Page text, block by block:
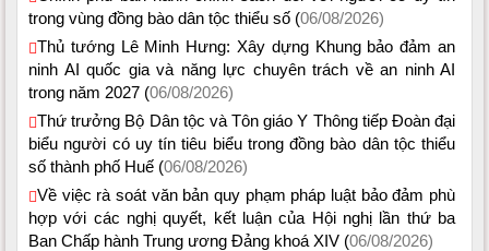
trong vùng đồng bào dân tộc thiểu số (06/08/2026)
Thủ tướng Lê Minh Hưng: Xây dựng Khung bảo đảm an
ninh AI quốc gia và năng lực chuyên trách về an ninh AI
trong năm 2027 (06/08/2026)
Thứ trưởng Bộ Dân tộc và Tôn giáo Y Thông tiếp Đoàn đại
biểu người có uy tín tiêu biểu trong đồng bào dân tộc thiểu
số thành phố Huế (06/08/2026)
Về việc rà soát văn bản quy phạm pháp luật bảo đảm phù
hợp với các nghị quyết, kết luận của Hội nghị lần thứ ba
Ban Chấp hành Trung ương Đảng khoá XIV (06/08/2026)